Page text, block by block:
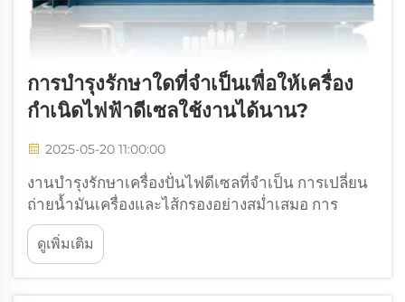
การบำรุงรักษาใดที่จำเป็นเพื่อให้เครื่อง
กำเนิดไฟฟ้าดีเซลใช้งานได้นาน?
2025-05-20 11:00:00
งานบำรุงรักษาเครื่องปั่นไฟดีเซลที่จำเป็น การเปลี่ยน
ถ่ายน้ำมันเครื่องและไส้กรองอย่างสม่ำเสมอ การ
เปลี่ยนถ่ายน้ำมันเครื่องเป็นส่วนสำคัญที่ช่วยให้เครื่อง
ปั่นไฟดีเซลทำงานได้อย่างราบรื่นและมีสมรรถนะ
สูงสุด โดยช่างเทคนิคส่วนใหญ่แนะนำให้เปลี่ยนถ่าย
ดูเพิ่มเติม